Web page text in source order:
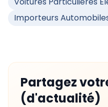
Importeurs
Partagez
(d'actualité)